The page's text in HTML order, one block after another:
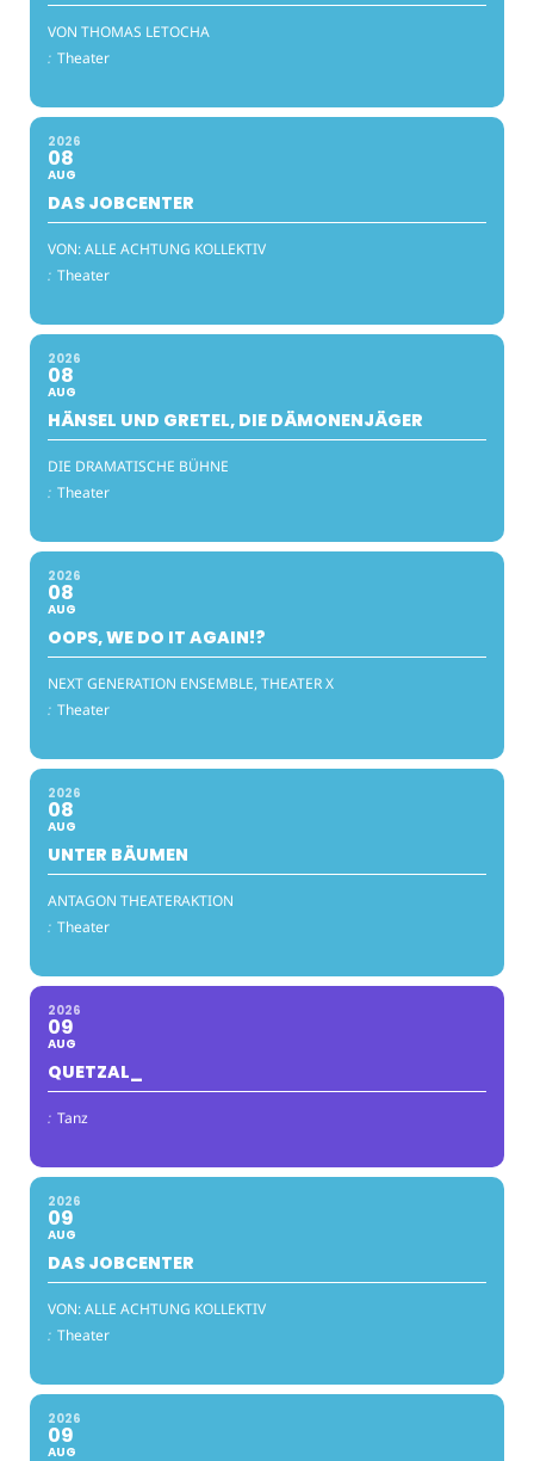
VON THOMAS LETOCHA
: Theater
2026
08
AUG
DAS JOBCENTER
VON: ALLE ACHTUNG KOLLEKTIV
: Theater
2026
08
AUG
HÄNSEL UND GRETEL, DIE DÄMONENJÄGER
DIE DRAMATISCHE BÜHNE
: Theater
2026
08
AUG
OOPS, WE DO IT AGAIN!?
NEXT GENERATION ENSEMBLE, THEATER X
: Theater
2026
08
AUG
UNTER BÄUMEN
ANTAGON THEATERAKTION
: Theater
2026
09
AUG
QUETZAL_
: Tanz
2026
09
AUG
DAS JOBCENTER
VON: ALLE ACHTUNG KOLLEKTIV
: Theater
2026
09
AUG